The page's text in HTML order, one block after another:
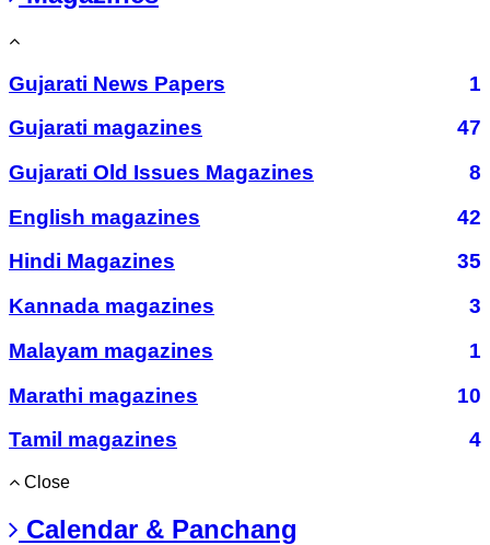
Gujarati News Papers
1
Gujarati magazines
47
Gujarati Old Issues Magazines
8
English magazines
42
Hindi Magazines
35
Kannada magazines
3
Malayam magazines
1
Marathi magazines
10
Tamil magazines
4
Close
Calendar & Panchang